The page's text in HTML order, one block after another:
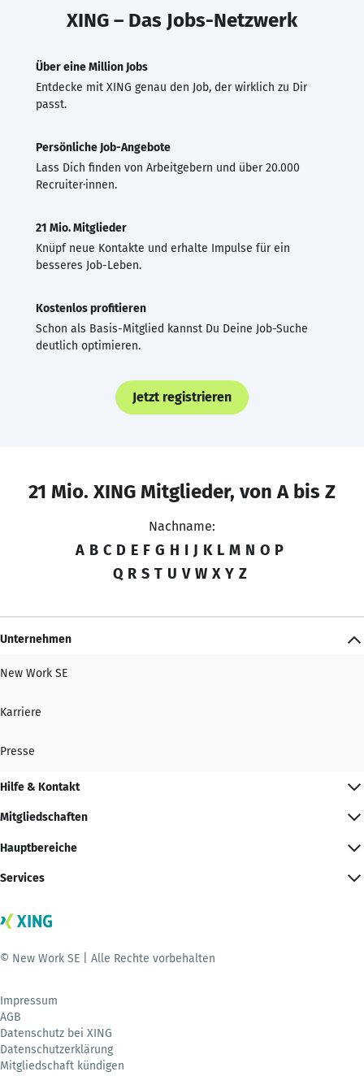
XING – Das Jobs-Netzwerk
Über eine Million Jobs
Entdecke mit XING genau den Job, der wirklich zu Dir
passt.
Persönliche Job-Angebote
Lass Dich finden von Arbeitgebern und über 20.000
Recruiter·innen.
21 Mio. Mitglieder
Knüpf neue Kontakte und erhalte Impulse für ein
besseres Job-Leben.
Kostenlos profitieren
Schon als Basis-Mitglied kannst Du Deine Job-Suche
deutlich optimieren.
Jetzt registrieren
21 Mio. XING Mitglieder, von A bis Z
Nachname:
A B C D E F G H I J K L M N O P
Q R S T U V W X Y Z
Unternehmen
New Work SE
Karriere
Presse
Hilfe & Kontakt
Mitgliedschaften
Hauptbereiche
Services
© New Work SE | Alle Rechte vorbehalten
Impressum
AGB
Datenschutz bei XING
Datenschutzerklärung
Mitgliedschaft kündigen